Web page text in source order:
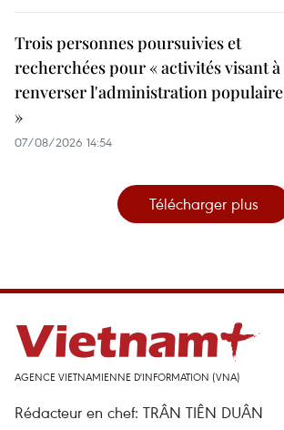
Trois personnes poursuivies et
recherchées pour « activités visant à
renverser l'administration populaire
»
07/08/2026 14:54
Télécharger plus
AGENCE VIETNAMIENNE D'INFORMATION (VNA)
Rédacteur en chef: TRÂN TIÊN DUÂN